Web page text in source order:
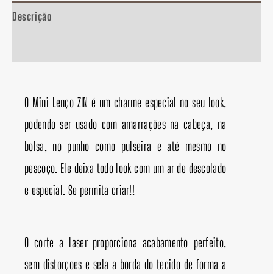
Descrição
O Mini Lenço ZIN é um charme especial no seu look,
podendo ser usado com amarrações na cabeça, na
bolsa, no punho como pulseira e até mesmo no
pescoço. Ele deixa todo look com um ar de descolado
e especial. Se permita criar!!
O corte a laser proporciona acabamento perfeito,
sem distorçoes e sela a borda do tecido de forma a